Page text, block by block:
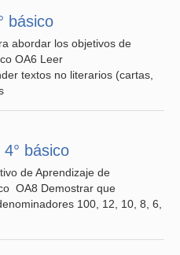
básico
abordar los objetivos de
OA6 Leer
textos no literarios (cartas,
básico
de Aprendizaje de
OA8 Demostrar que
100, 12, 10, 8, 6,